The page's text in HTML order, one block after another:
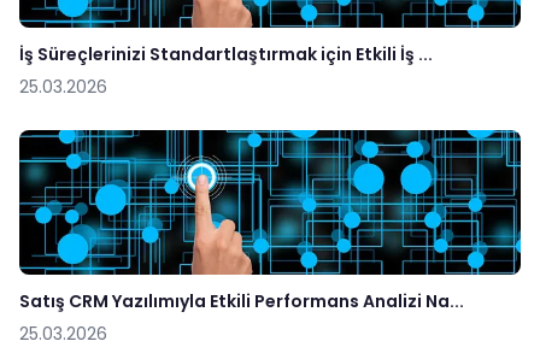
İş Süreçlerinizi Standartlaştırmak için Etkili İş ...
25.03.2026
Satış CRM Yazılımıyla Etkili Performans Analizi Na...
25.03.2026